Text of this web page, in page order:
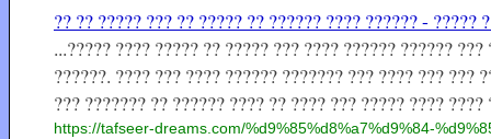
?? ?? ????? ??? ?? ????? ?? ?????? ???? ?????? - ?????
...????? ???? ????? ?? ????? ??? ???? ?????? ??????
??????. ???? ??? ???? ?????? ??????? ??? ???? ??? ???
??? ??????? ?? ?????? ???? ?? ???? ??? ????? ????
https://tafseer-dreams.com/%d9%85%d8%a7%d9%84-